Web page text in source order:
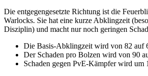
Die entgegengesetzte Richtung ist die
Warlocks. Sie hat eine kurze Abklingzeit
Disziplin) und macht nur noch geringen
Die Basis-Abklingzeit wird von 82 auf
Der Schaden pro Bolzen wird von 90
Schaden gegen PvE-Kämpfer wird um